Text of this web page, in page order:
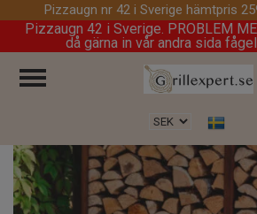
Pizzaugn nr 42 i Sverige hämtpris
Pizzaugn 42 i Sverige. PROBLEM
då gärna in vår andra sida